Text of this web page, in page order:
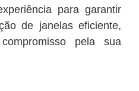
para garantir
de janelas eficiente,
pela sua